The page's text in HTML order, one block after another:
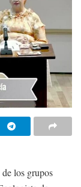
los grupos